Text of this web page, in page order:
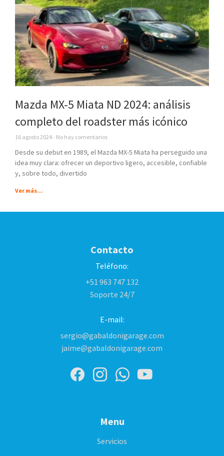
Mazda MX-5 Miata ND 2024: análisis
completo del roadster más icónico
16 agosto 2024 No hay comentarios
Desde su debut en 1989, el Mazda MX-5 Miata ha perseguido una
idea muy clara: ofrecer un deportivo ligero, accesible, confiable
y, sobre todo, divertido
Ver más...
Contacto
Teléfono:
+51 963 747 132
Soporte 24/7
E-mail:
sergio@gabaldonigarage.com
jaime@gabaldonigarage.com
Menu
Servicios